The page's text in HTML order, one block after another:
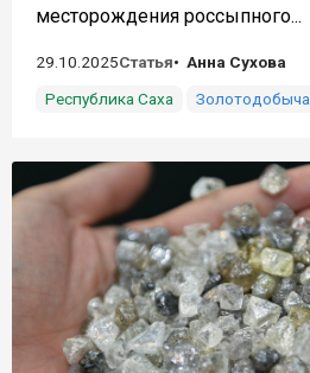
месторождения россыпного...
29.10.2025Статья
Анна Сухова
Республика Саха
Золотодобыча